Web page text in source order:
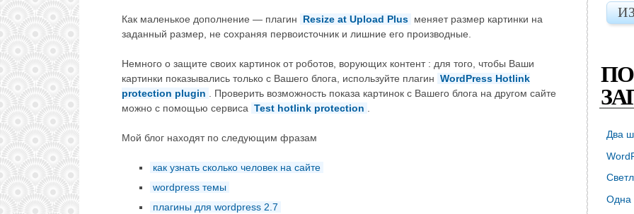
Как маленькое дополнение — плагин Resize at Upload Plus меняет размер картинки на
заданный размер, не сохраняя первоисточник и лишние его производные.
Немного о защите своих картинок от роботов, ворующих контент : для того, чтобы Ваши
картинки показывались только с Вашего блога, используйте плагин WordPress Hotlink
protection plugin
. Проверить возможность показа картинок с Вашего блога на другом сайте
можно с помощью сервиса Test hotlink protection
Мой блог находят по следующим фразам
как узнать сколько человек на сайте
wordpress темы
плагины для wordpress 2.7
Два
Одна